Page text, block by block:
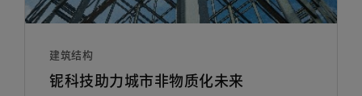
建筑结构
铌科技助力城市非物质化未来